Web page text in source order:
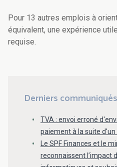
Pour 13 autres emplois à
équivalent, une expérience
requise.
Derniers
TVA : envoi erroné
paiement à la suite
Le SPF Finances et le
reconnaissent l’impact